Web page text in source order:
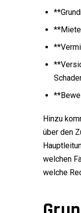
Hinzu
über den
welchen
welche